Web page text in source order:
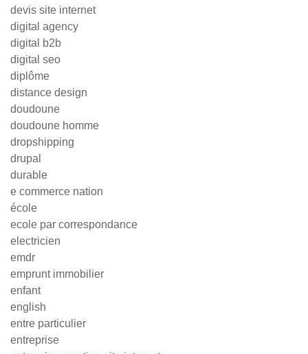
devis site internet
digital agency
digital b2b
digital seo
diplôme
distance design
doudoune
doudoune homme
dropshipping
drupal
durable
e commerce nation
école
ecole par correspondance
electricien
emdr
emprunt immobilier
enfant
english
entre particulier
entreprise